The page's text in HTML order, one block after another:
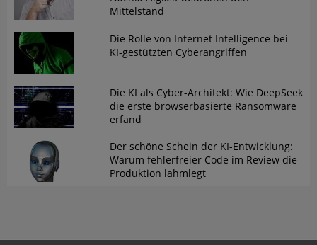
Mittelstand
Die Rolle von Internet Intelligence bei
KI-gestützten Cyberangriffen
Die KI als Cyber-Architekt: Wie DeepSeek
die erste browserbasierte Ransomware
erfand
Der schöne Schein der KI-Entwicklung:
Warum fehlerfreier Code im Review die
Produktion lahmlegt